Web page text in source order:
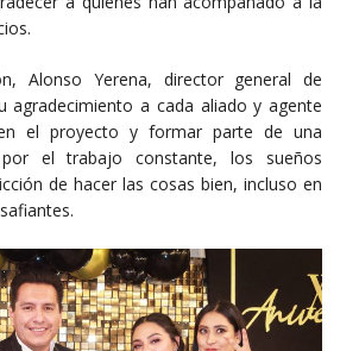
Alonso Yerena, director general de
agradecimiento a cada aliado y agente
el proyecto y formar parte de una
el trabajo constante, los sueños
de hacer las cosas bien, incluso en